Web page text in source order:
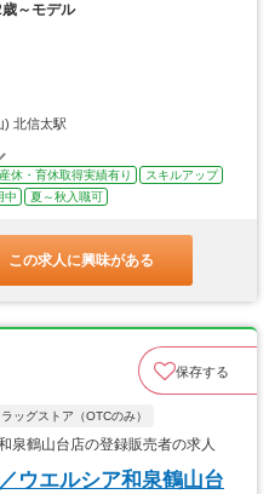
歳～モデル
) 北信太駅
産休・育休取得実績有り
スキルアップ
中 夏～秋入職可
この求人に興味がある
保存する
ラッグストア（OTCのみ）
鶴山台店の登録販売者の求人
ウエルシア和泉鶴山台